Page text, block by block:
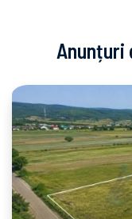
Anunțuri